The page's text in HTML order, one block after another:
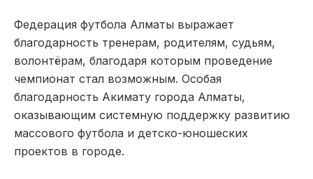
Федерация футбола Алматы выражает
благодарность тренерам, родителям, судьям,
волонтёрам, благодаря которым проведение
чемпионат стал возможным. Особая
благодарность Акимату города Алматы,
оказывающим системную поддержку развитию
массового футбола и детско-юношеских
проектов в городе.